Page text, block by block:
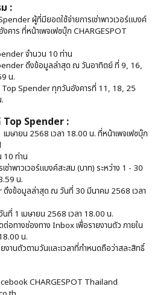
:
ผู้ที่มียอดใช้จ่ายการเช่าพาวเวอร์แบงค์
คาร ที่หน้าเพจเฟซบุ๊ก CHARGESPOT
จำนวน 10 ท่าน
ดึงข้อมูลล่าสุด ณ วันอาทิตย์ ที่ 9, 16,
น.
Spender ทุกวันอังคารที่ 11, 18, 25
Top Spender :
มษายน 2568 เวลา 18.00 น. ที่หน้าเพจเฟซบุ๊ก
ท่าน
าพาวเวอร์แบงค์สะสม (บาท) ระหว่าง 1 - 30
น.
งข้อมูลล่าสุด ณ วันที่ 30 มีนาคม 2568 เวลา
ที่ 1 เมษายน 2568 เวลา 18.00 น.
อทางช่องทาง Inbox เพื่อรายงานตัว ภายใน
น.
านตัวตามวันและเวลาที่กำหนดถือว่าสละสิทธิ์
CHARGESPOT Thailand